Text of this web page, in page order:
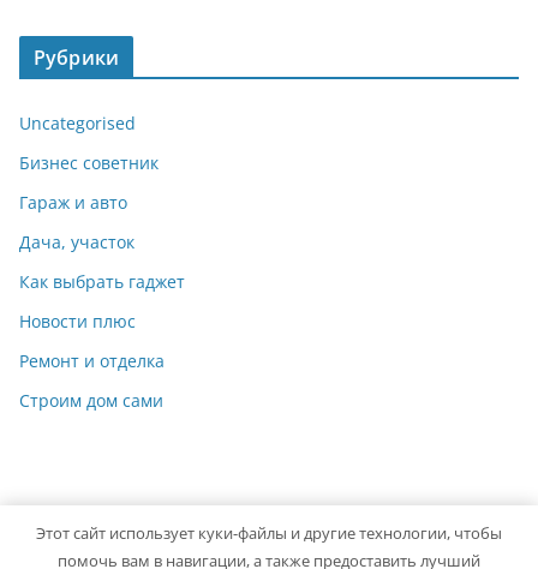
Рубрики
Uncategorised
Бизнес советник
Гараж и авто
Дача, участок
Как выбрать гаджет
Новости плюс
Ремонт и отделка
Строим дом сами
Copyright © 2026 Идеальный ремонт. Powered byColorMag
Этот сайт использует куки-файлы и другие технологии, чтобы
помочь вам в навигации, а также предоставить лучший